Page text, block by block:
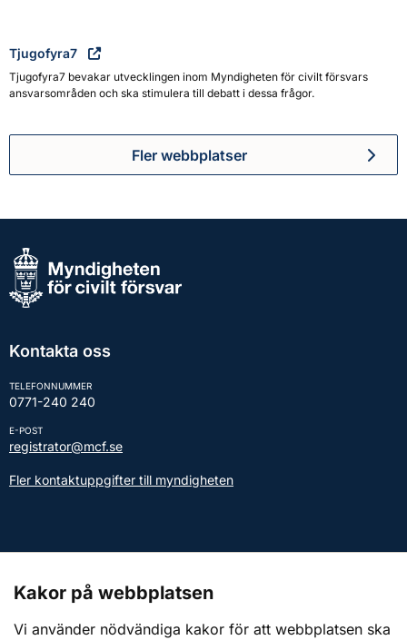
Tjugofyra7
Tjugofyra7 bevakar utvecklingen inom Myndigheten för civilt försvars
ansvarsområden och ska stimulera till debatt i dessa frågor.
Fler webbplatser
Kontakta oss
TELEFONNUMMER
0771-240 240
E-POST
registrator@mcf.se
Fler kontaktuppgifter till myndigheten
Webbplatsen
Kakor på webbplatsen
Vi använder nödvändiga kakor för att webbplatsen ska